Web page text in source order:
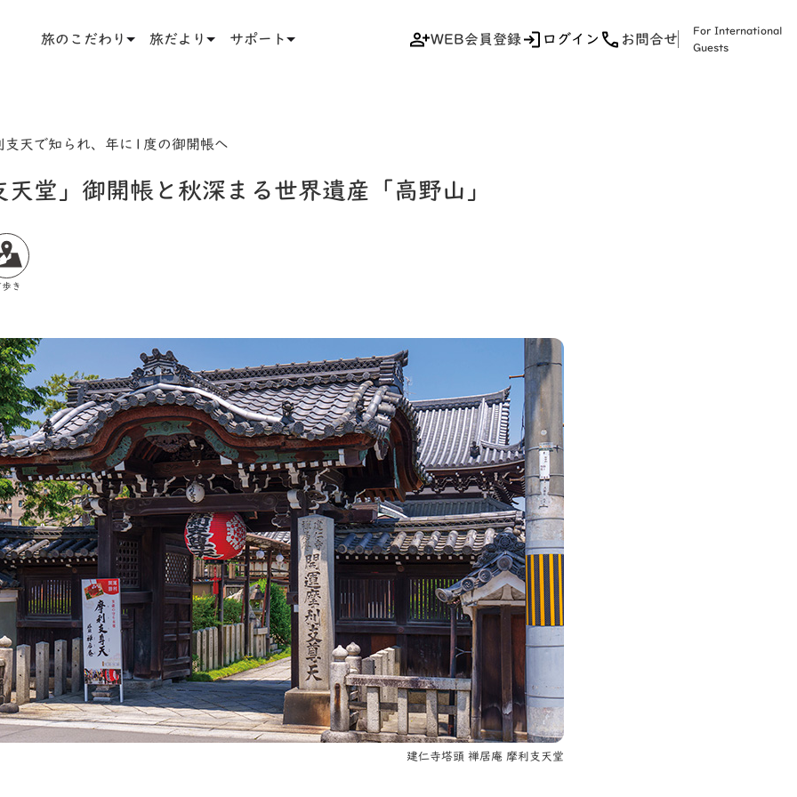
旅のこだわり 旅だより サポート WEB会員登録 ログイン お問合せ
For International
Guests
天で知られ、年に1度の御開帳へ
堂」御開帳と秋深まる世界遺産「高野山」
き
建仁寺塔頭 禅居庵 摩利支天堂